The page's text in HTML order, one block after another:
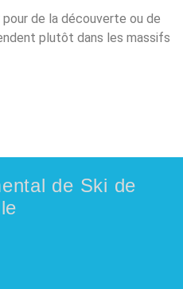
de la découverte ou de
plutôt dans les massifs
de Ski de